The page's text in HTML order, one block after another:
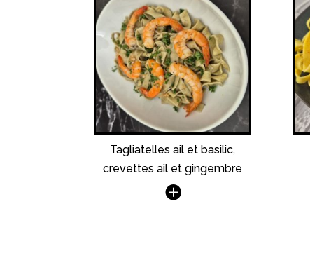
Tagliatelles ail et basilic,
crevettes ail et gingembre